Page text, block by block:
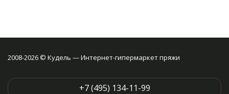
2008-2026 © Кудель — Интернет-гипермаркет пряжи
+7 (495) 134-11-99